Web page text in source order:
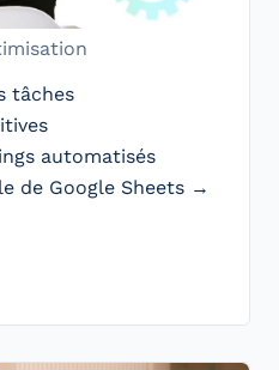
tâches
automatisés
de Google Sheets →